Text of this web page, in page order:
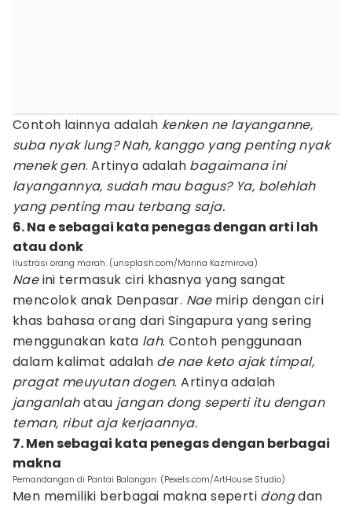
Contoh lainnya adalah kenken ne layanganne,
suba nyak lung? Nah, kanggo yang penting nyak
menek gen. Artinya adalah bagaimana ini
layangannya, sudah mau bagus? Ya, bolehlah
yang penting mau terbang saja.
6. Na e sebagai kata penegas dengan arti lah
atau donk
Ilustrasi orang marah. (unsplash.com/Marina Kazmirova)
Naeini termasuk ciri khasnya yang sangat
mencolok anak Denpasar. Nae mirip dengan ciri
khas bahasa orang dari Singapura yang sering
menggunakan kata lah. Contoh penggunaan
dalam kalimat adalah de nae keto ajak timpal,
pragat meuyutan dogen. Artinya adalah
janganlahatau jangan dong seperti itu dengan
teman, ribut aja kerjaannya.
7. Men sebagai kata penegas dengan berbagai
makna
Pemandangan di Pantai Balangan. (Pexels.com/ArtHouse Studio)
Men memiliki berbagai makna seperti dongdan